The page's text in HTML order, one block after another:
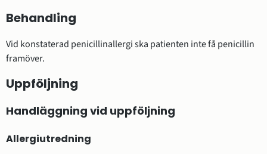
Behandling
Vid konstaterad penicillinallergi ska patienten inte få penicillin
framöver.
Uppföljning
Handläggning vid uppföljning
Allergiutredning